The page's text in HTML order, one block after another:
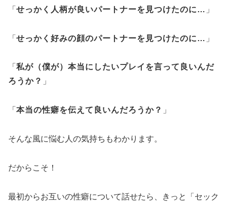
「 せっかく人柄が良いパートナーを見つけたのに… 」
「 せっかく好みの顔のパートナーを見つけたのに… 」
「 私が（僕が）本当にしたいプレイを言って良いんだ
ろうか？ 」
「 本当の性癖を伝えて良いんだろうか？ 」
そんな風に悩む人の気持ちもわかります。
だからこそ！
最初からお互いの性癖について話せたら、きっと「セック